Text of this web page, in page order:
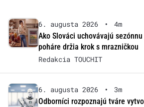
6. augusta 2026 •
4m
Ako Slováci uchovávajú
poháre držia krok s mrazničkou
Redakcia TOUCHIT
6. augusta 2026 •
3m
Odborníci rozpoznajú tváre